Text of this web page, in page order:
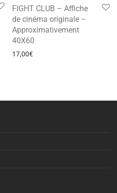
FIGHT CLUB – Affiche
de cinéma originale –
Approximativement
40X60
17,00€